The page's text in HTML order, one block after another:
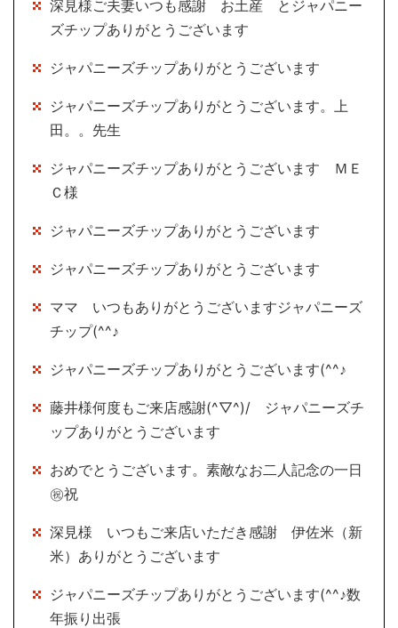
深見様ご夫妻いつも感謝 お土産 とジャパニー
ズチップありがとうございます
ジャパニーズチップありがとうございます
ジャパニーズチップありがとうございます。上
田。。先生
ジャパニーズチップありがとうございます ＭＥ
Ｃ様
ジャパニーズチップありがとうございます
ジャパニーズチップありがとうございます
ママ いつもありがとうございますジャパニーズ
チップ(^^♪
ジャパニーズチップありがとうございます(^^♪
藤井様何度もご来店感謝(^▽^)/ ジャパニーズチ
ップありがとうございます
おめでとうございます。素敵なお二人記念の一日
㊗祝
深見様 いつもご来店いただき感謝 伊佐米（新
米）ありがとうございます
ジャパニーズチップありがとうございます(^^♪数
年振り出張